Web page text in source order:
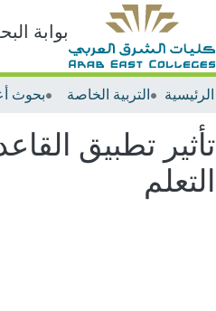
بوابة
الرئيسية التربية الخاصة
تأثير تطبيق
التعلم